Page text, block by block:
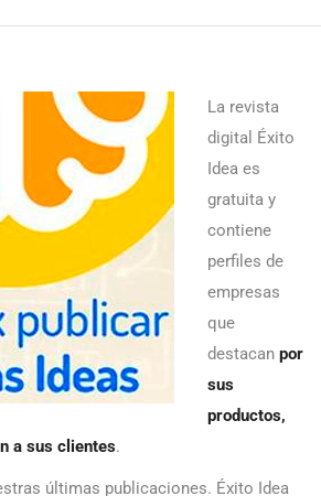
La revista
digital Éxito
Idea es
gratuita y
contiene
perfiles de
empresas
que
destacan por
sus
productos,
a sus clientes.
últimas publicaciones. Éxito Idea